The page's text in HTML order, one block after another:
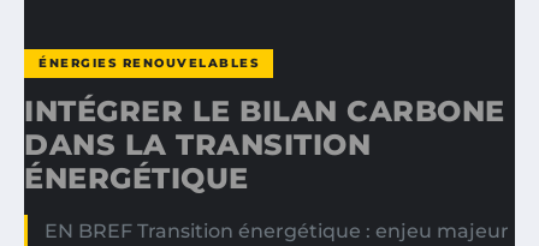
ÉNERGIES RENOUVELABLES
INTÉGRER LE BILAN CARBONE
DANS LA TRANSITION
ÉNERGÉTIQUE
EN BREF Transition énergétique : enjeu majeur